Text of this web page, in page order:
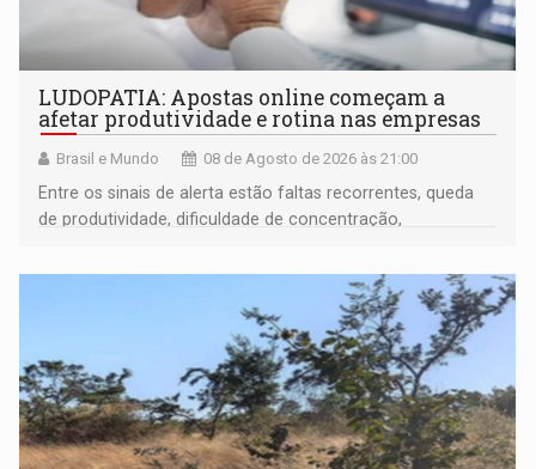
LUDOPATIA: Apostas online começam a
afetar produtividade e rotina nas empresas
Brasil e Mundo 08 de Agosto de 2026 às 21:00
Entre os sinais de alerta estão faltas recorrentes, queda
de produtividade, dificuldade de concentração,